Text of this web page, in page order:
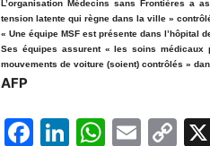
L’organisation Médecins sans Frontières a
tension latente qui règne dans la ville »
« Une équipe MSF est présente dans l’hôpital
Ses équipes assurent « les soins
mouvements de voiture (soient) contrôlés »
AFP
F
Li W E
C